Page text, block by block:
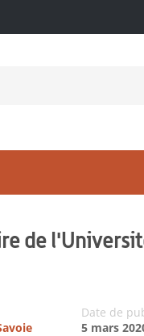
de
Date de
5 mars